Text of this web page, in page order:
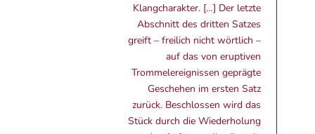
Klangcharakter. […] Der letzte
Abschnitt des dritten Satzes
greift – freilich nicht wörtlich –
auf das von eruptiven
Trommelereignissen geprägte
Geschehen im ersten Satz
zurück. Beschlossen wird das
Stück durch die Wiederholung